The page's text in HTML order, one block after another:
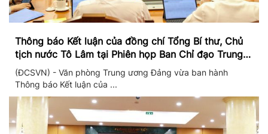
Thông báo Kết luận của đồng chí Tổng Bí thư, Chủ
tịch nước Tô Lâm tại Phiên họp Ban Chỉ đạo Trung
ương thực hiện Nghị quyết 57
(ĐCSVN) - Văn phòng Trung ương Đảng vừa ban hành
Thông báo Kết luận của ...